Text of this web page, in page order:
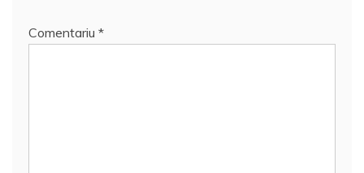
Comentariu *